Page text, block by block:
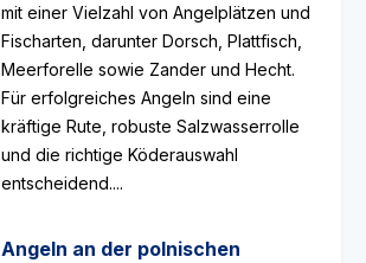
mit einer Vielzahl von Angelplätzen und
Fischarten, darunter Dorsch, Plattfisch,
Meerforelle sowie Zander und Hecht.
Für erfolgreiches Angeln sind eine
kräftige Rute, robuste Salzwasserrolle
und die richtige Köderauswahl
entscheidend....
Angeln an der polnischen